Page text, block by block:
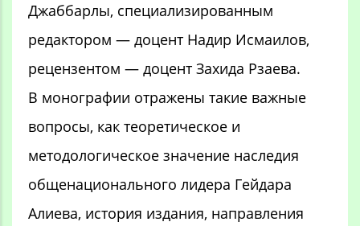
Джаббарлы, специализированным
редактором — доцент Надир Исмаилов,
рецензентом — доцент Захида Рзаева.
В монографии отражены такие важные
вопросы, как теоретическое и
методологическое значение наследия
общенационального лидера Гейдара
Алиева, история издания, направления